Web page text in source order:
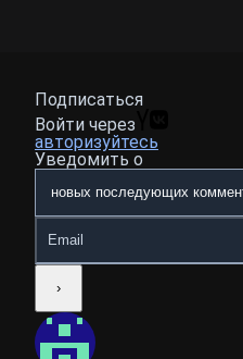
Подписаться
Войти через
авторизуйтесь
Уведомить о